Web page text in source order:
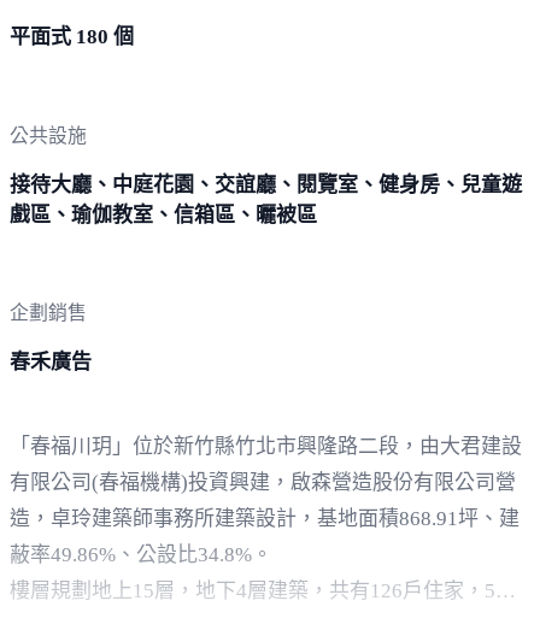
平面式 180 個
公共設施
接待大廳、中庭花園、交誼廳、閱覽室、健身房、兒童遊
戲區、瑜伽教室、信箱區、曬被區
企劃銷售
春禾廣告
「春福川玥」位於新竹縣竹北市興隆路二段，由大君建設
有限公司(春福機構)投資興建，啟森營造股份有限公司營
造，卓玲建築師事務所建築設計，基地面積868.91坪、建
蔽率49.86%、公設比34.8%。
樓層規劃地上15層，地下4層建築，共有126戶住家，5戶